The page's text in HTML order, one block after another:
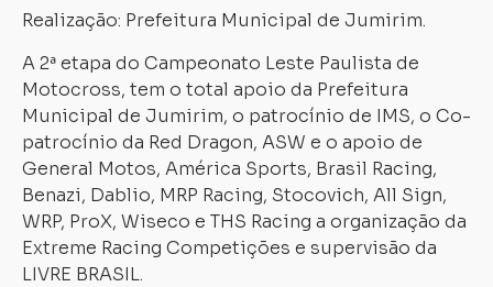
Realização: Prefeitura Municipal de Jumirim.
A 2ª etapa do Campeonato Leste Paulista de
Motocross, tem o total apoio da Prefeitura
Municipal de Jumirim, o patrocínio de IMS, o Co-
patrocínio da Red Dragon, ASW e o apoio de
General Motos, América Sports, Brasil Racing,
Benazi, Dablio, MRP Racing, Stocovich, All Sign,
WRP, ProX, Wiseco e THS Racing a organização da
Extreme Racing Competições e supervisão da
LIVRE BRASIL.
Carregando...
Carregando...